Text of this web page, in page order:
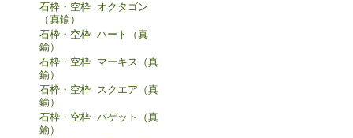
石枠・空枠 オクタゴン
（真鍮）
石枠・空枠 ハート（真
鍮）
石枠・空枠 マーキス（真
鍮）
石枠・空枠 スクエア（真
鍮）
石枠・空枠 バゲット（真
鍮）